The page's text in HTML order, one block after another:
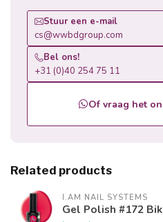
Stuur een e-mail
cs@wwbdgroup.com
Bel ons!
+31 (0)40 254 75 11
Of vraag het
Related products
I.AM NAIL SYSTEMS
Gel Polish #172